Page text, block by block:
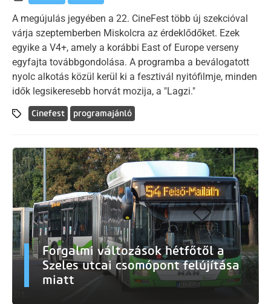
A megújulás jegyében a 22. CineFest több új szekcióval
várja szeptemberben Miskolcra az érdeklődőket. Ezek
egyike a V4+, amely a korábbi East of Europe verseny
egyfajta továbbgondolása. A programba a beválogatott
nyolc alkotás közül kerül ki a fesztivál nyitófilmje, minden
idők legsikeresebb horvát mozija, a "Lagzi."
Cinefest programajánló
Forgalmi változások hétfőtől a
Szeles utcai csomópont felújítása
miatt